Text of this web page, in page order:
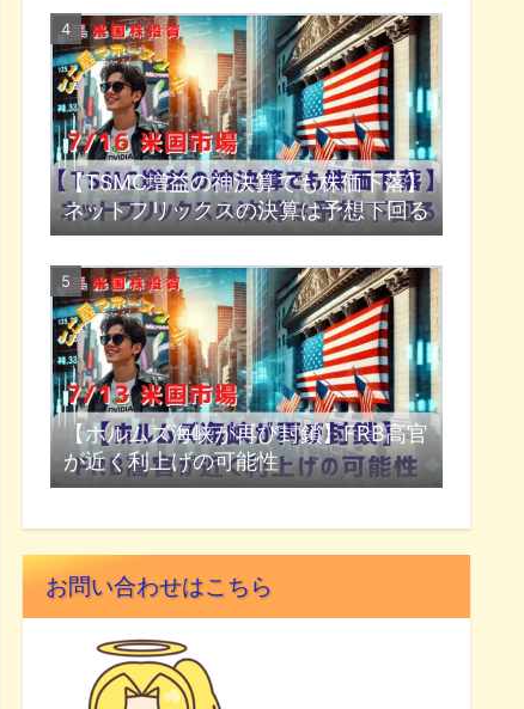
【TSMC増益の神決算でも株価下落】
ネットフリックスの決算は予想下回る
【ホルムズ海峡が再び封鎖】FRB高官
が近く利上げの可能性
お問い合わせはこちら